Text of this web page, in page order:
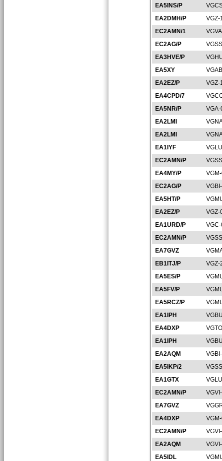
EA5INS/P
EA2DMH/P
VGZ-
EC2AMN/1
EC2AG/P
EA3HVE/P
EA5XY
EA2EZ/P
VGZ-
EA4CPD/7
EA5NR/P
EA2LMI
EA2LMI
EA1IYF
EC2AMN/P
EA4MY/P
EC2AG/P
EA5HT/P
EA2EZ/P
VGZ-
EA1URD/P
EC2AMN/P
EA7GVZ
EB1ITJ/P
VGZ-
EA5ES/P
EA5FV/P
EA5RCZ/P
EA1IPH
EA4DXP
EA1IPH
EA2AQM
EA5IKP/2
EA1GTX
EC2AMN/P
EA7GVZ
EA4DXP
EC2AMN/P
EA2AQM
EA5IDL